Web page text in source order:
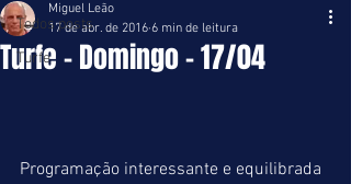
Todos posts
Turfe
Turfe - Domingo - 17/04
Miguel Leão
17 de abr. de 2016 6 min de leitura
Programação interessante e equilibrada